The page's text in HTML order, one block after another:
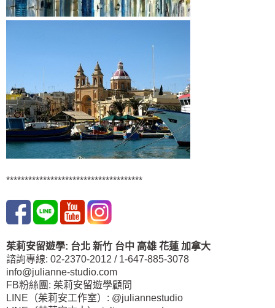
*************************************
茱莉安留遊學: 台北 新竹 台中 高雄 花蓮 加拿大
諮詢專線: 02-2370-2012 / 1-647-885-3078
info@julianne-studio.com
FB粉絲團: 茱莉安留遊學顧問
LINE（茱莉安工作室）: @juliannestudio